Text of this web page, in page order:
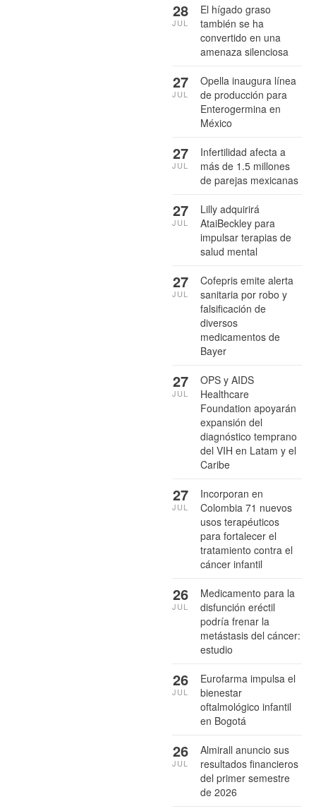
El hígado graso
también se ha
convertido en una
amenaza silenciosa
28
JUL
Opella inaugura línea
de producción para
Enterogermina en
México
27
JUL
Infertilidad afecta a
más de 1.5 millones
de parejas mexicanas
27
JUL
Lilly adquirirá
AtaiBeckley para
impulsar terapias de
salud mental
27
JUL
Cofepris emite alerta
sanitaria por robo y
falsificación de
diversos
medicamentos de
Bayer
27
JUL
OPS y AIDS
Healthcare
Foundation apoyarán
expansión del
diagnóstico temprano
del VIH en Latam y el
Caribe
27
JUL
Incorporan en
Colombia 71 nuevos
usos terapéuticos
para fortalecer el
tratamiento contra el
cáncer infantil
27
JUL
Medicamento para la
disfunción eréctil
podría frenar la
metástasis del cáncer:
estudio
26
JUL
Eurofarma impulsa el
bienestar
oftalmológico infantil
en Bogotá
26
JUL
Almirall anuncio sus
resultados financieros
del primer semestre
de 2026
26
JUL